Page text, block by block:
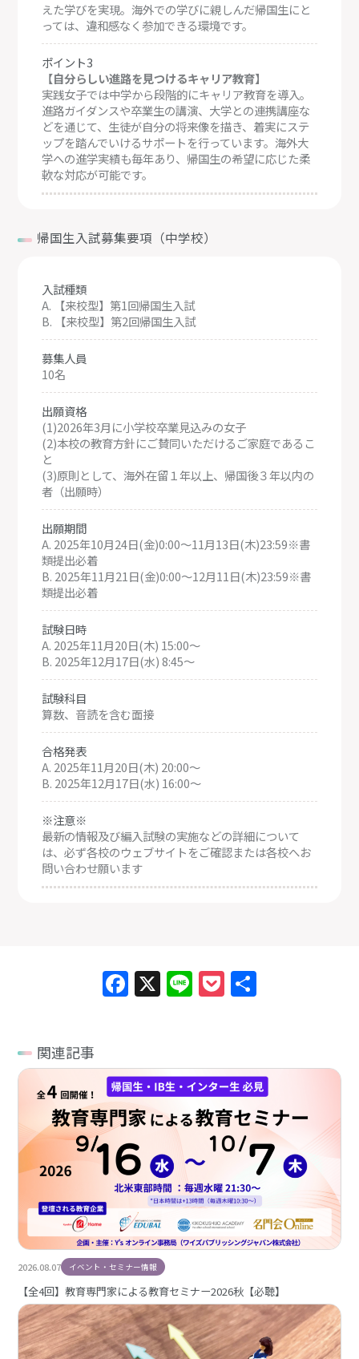
えた学びを実現。海外での学びに親しんだ帰国生にと
っては、違和感なく参加できる環境です。 ​
ポイント3
【自分らしい進路を見つけるキャリア教育】
実践女子では中学から段階的にキャリア教育を導入。
進路ガイダンスや卒業生の講演、大学との連携講座な
どを通じて、生徒が自分の将来像を描き、着実にステ
ップを踏んでいけるサポートを行っています。海外大
学への進学実績も毎年あり、帰国生の希望に応じた柔
軟な対応が可能です。
帰国生入試募集要項（中学校）
入試種類
A. 【来校型】第1回帰国生入試
B. 【来校型】第2回帰国生入試
募集人員
10名
出願資格
(1)2026年3月に小学校卒業見込みの女子
(2)本校の教育方針にご賛同いただけるご家庭であるこ
と
(3)原則として、海外在留１年以上、帰国後３年以内の
者（出願時）
出願期間
A. 2025年10月24日(金)0:00～11月13日(木)23:59※書
類提出必着
B. 2025年11月21日(金)0:00～12月11日(木)23:59※書
類提出必着
試験日時
A. 2025年11月20日(木) 15:00～
B. 2025年12月17日(水) 8:45～
試験科目
算数、音読を含む面接
合格発表
A. 2025年11月20日(木) 20:00～
B. 2025年12月17日(水) 16:00～
※注意※
最新の情報及び編入試験の実施などの詳細について
は、必ず各校のウェブサイトをご確認または各校へお
問い合わせ願います
Facebook
X LinePocket
関連記事
2026.08.07 イベント・セミナー情報
【全4回】教育専門家による教育セミナー2026秋【必聴】